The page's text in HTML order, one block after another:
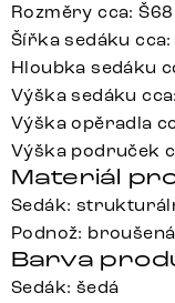
Rozměry cca:
Šířka sedáku cca:
Hloubka sedáku
Výška sedáku
Výška opěradla
Výška područek
Materiál
Sedák:
Podnož:
Barva
Sedák: šedá